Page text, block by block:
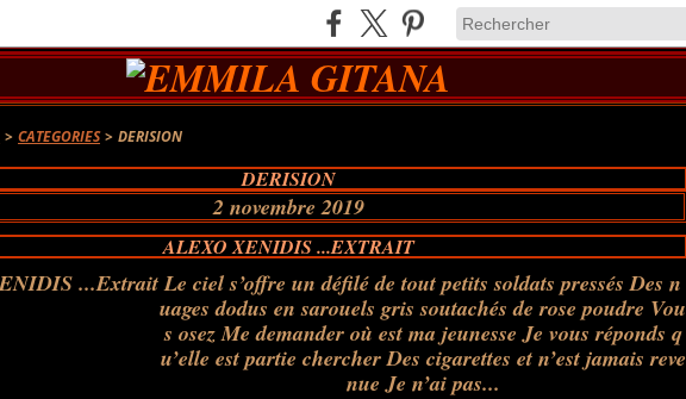
> CATEGORIES > DERISION
DERISION
2 novembre 2019
ALEXO XENIDIS ...EXTRAIT
Le ciel s’offre un défilé de tout petits soldats pressés Des n
uages dodus en sarouels gris soutachés de rose poudre Vou
s osez Me demander où est ma jeunesse Je vous réponds q
u’elle est partie chercher Des cigarettes et n’est jamais reve
nue Je n’ai pas...